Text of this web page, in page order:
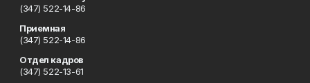
(347) 522-14-86
Приемная
(347) 522-14-86
Отдел кадров
(347) 522-13-61